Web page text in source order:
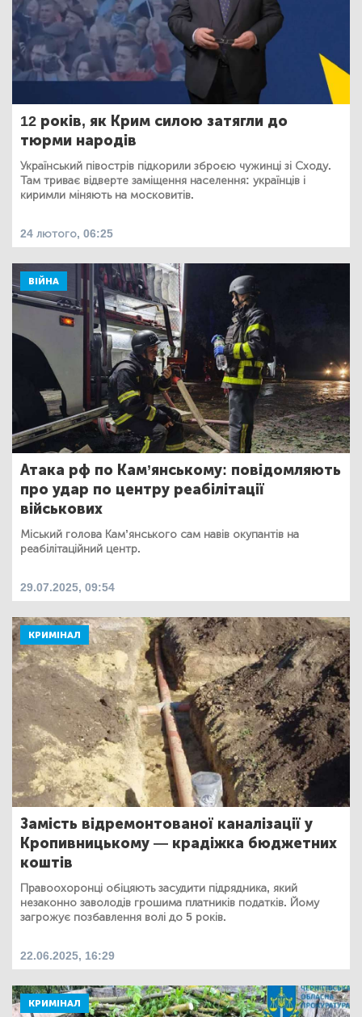
12 років, як Крим силою затягли до
тюрми народів
Український півострів підкорили зброєю чужинці зі Сходу.
Там триває відверте заміщення населення: українців і
киримли міняють на московитів.
24 лютого, 06:25
ВІЙНА
Атака рф по Кам’янському: повідомляють
про удар по центру реабілітації
військових
Міський голова Кам’янського сам навів окупантів на
реабілітаційний центр.
29.07.2025, 09:54
КРИМІНАЛ
Замість відремонтованої каналізації у
Кропивницькому — крадіжка бюджетних
коштів
Правоохоронці обіцяють засудити підрядника, який
незаконно заволодів грошима платників податків. Йому
загрожує позбавлення волі до 5 років.
22.06.2025, 16:29
КРИМІНАЛ